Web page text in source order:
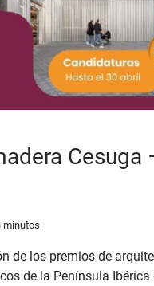
Cesuga
minutos
de los premios de
de la Península Ibérica